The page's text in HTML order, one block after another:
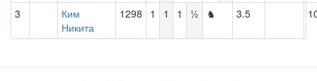
3
Ким
Никита
1298 1 1 1 ½ ♞ 3.5